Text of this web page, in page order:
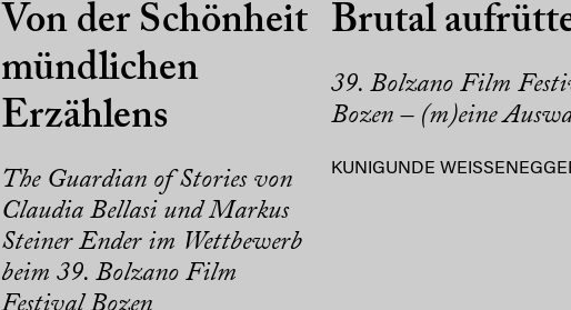
Von der Schönheit
mündlichen
Erzählens
The Guardian of Stories von
Claudia Bellasi und Markus
Steiner Ender im Wettbewerb
beim 39. Bolzano Film
Festival Bozen
Brutal
39. Bolzano Film
Bozen – (m)eine
KUNIGUNDE